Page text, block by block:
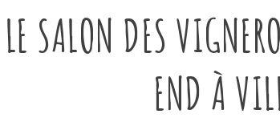
LE SALON DES
END À